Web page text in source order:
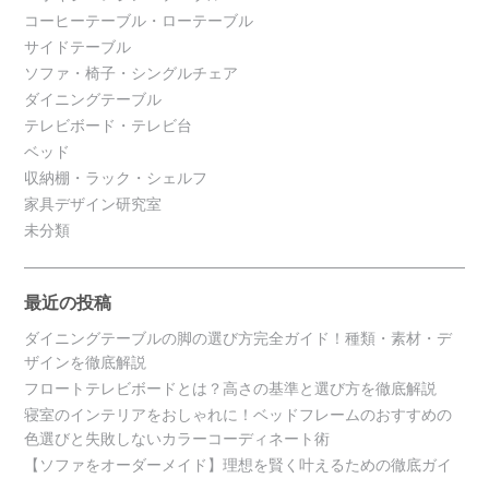
コーヒーテーブル・ローテーブル
サイドテーブル
ソファ・椅子・シングルチェア
ダイニングテーブル
テレビボード・テレビ台
ベッド
収納棚・ラック・シェルフ
家具デザイン研究室
未分類
最近の投稿
ダイニングテーブルの脚の選び方完全ガイド！種類・素材・デ
ザインを徹底解説
フロートテレビボードとは？高さの基準と選び方を徹底解説
寝室のインテリアをおしゃれに！ベッドフレームのおすすめの
色選びと失敗しないカラーコーディネート術
【ソファをオーダーメイド】理想を賢く叶えるための徹底ガイ